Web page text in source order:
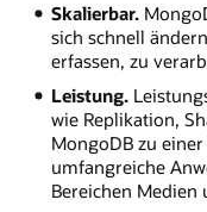
Skalierbar.
sich schnell
erfassen, zu
Leistung.
wie Replikation,
MongoDB zu
umfangreiche
Bereichen